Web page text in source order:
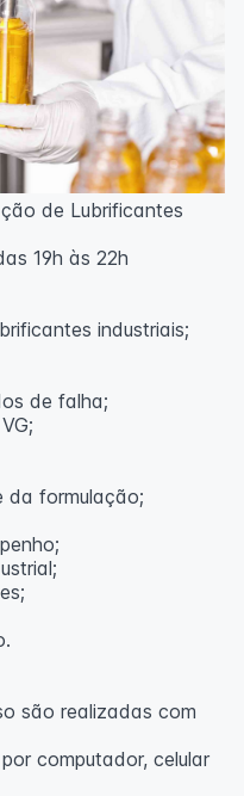
de Lubrificantes
19h às 22h
industriais;
de falha;
da formulação;
são realizadas com
computador, celular